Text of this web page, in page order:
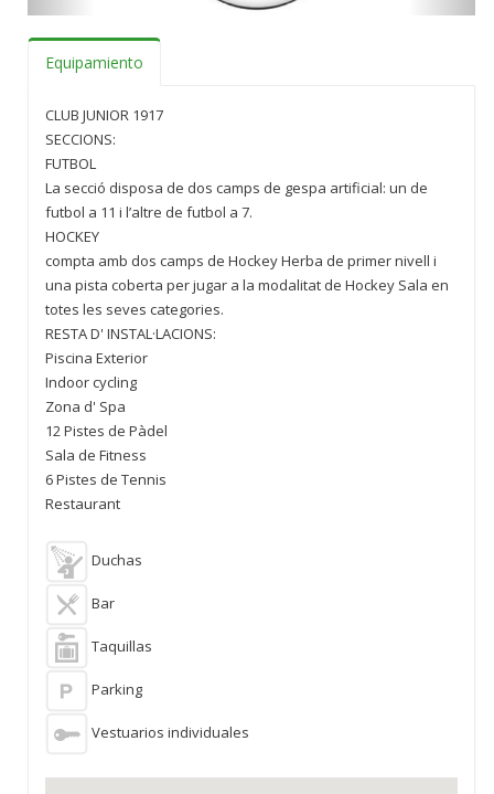
Equipamiento
CLUB JUNIOR 1917
SECCIONS:
FUTBOL
La secció disposa de dos camps de gespa artificial: un de
futbol a 11 i l’altre de futbol a 7.
HOCKEY
compta amb dos camps de Hockey Herba de primer nivell i
una pista coberta per jugar a la modalitat de Hockey Sala en
totes les seves categories.
RESTA D' INSTAL·LACIONS:
Piscina Exterior
Indoor cycling
Zona d' Spa
12 Pistes de Pàdel
Sala de Fitness
6 Pistes de Tennis
Restaurant
Duchas
Bar
Taquillas
Parking
Vestuarios individuales